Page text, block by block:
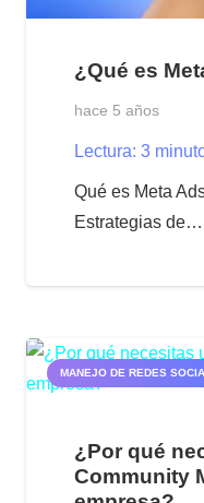
¿Qué es
hace 5 años
Lectura: 3
Qué es Meta
Estrategias de…
MANEJO DE REDES
¿Por qué
Community